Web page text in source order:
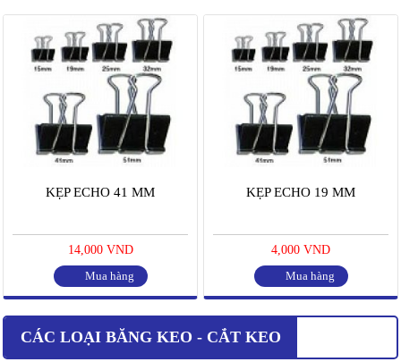
KẸP ECHO 41 MM
14,000 VND
Mua hàng
KẸP ECHO 19 MM
4,000 VND
Mua hàng
CÁC LOẠI BĂNG KEO - CẮT KEO